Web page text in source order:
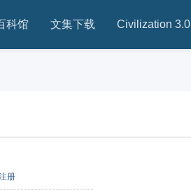
科馆 文集下载 Civilization 3.0
册